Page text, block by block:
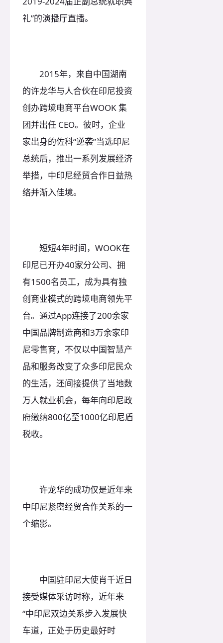
礼”的演播厅直播。
2015年，来自中国湖南
的许龙华与人合伙在印尼投资
创办跨境电商平台WOOK 集
团并出任 CEO。彼时，企业
家出身的佐科“逆袭”当选印尼
总统后，推出一系列发展经济
举措，中印尼经贸合作日益热
络并渐入佳境。
短短4年时间，WOOK在
印尼已开办40家分公司、拥
有1500名员工，成为具有独
创商业模式的跨境电商领先平
台。通过App连接了200余家
中国品牌制造商和3万余家印
尼零售商，不仅以中国智慧产
品和服务改变了众多印尼民众
的生活，还间接提供了当地数
万人就业机会，每年向印尼政
府缴纳800亿至1000亿印尼盾
税收。
许龙华的成功仅是近年来
中印尼紧密经贸合作关系的一
个缩影。
中国驻印尼大使肖千近日
接受媒体采访时称，近年来
“中印尼双边关系步入发展快
车道，正处于历史最好时